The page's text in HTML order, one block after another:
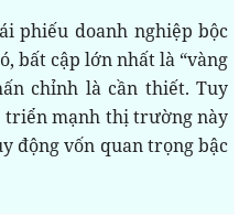
phiếu doanh nghiệp bộc
bất cập lớn nhất là “vàng
chỉnh là cần thiết. Tuy
triển mạnh thị trường này
động vốn quan trọng bậc